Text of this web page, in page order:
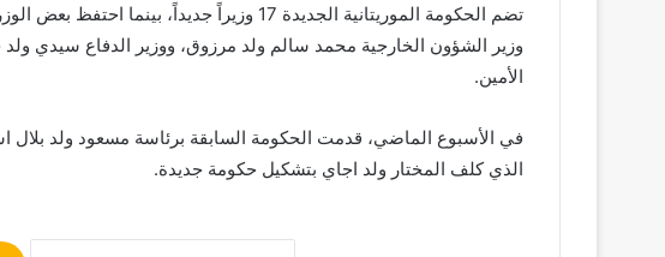
تضم الحكومة الموريتانية الجديدة 17 وزيراً
وزير الشؤون الخارجية محمد سالم ولد مرزوق، ووزير الدفاع سيدي
الأمين.
في الأسبوع الماضي، قدمت الحكومة السابقة برئاسة مسعود ولد بلال
الذي كلف المختار ولد اجاي بتشكيل حكومة جديدة.